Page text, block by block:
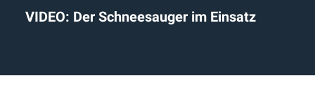
VIDEO: Der Schneesauger im Einsatz